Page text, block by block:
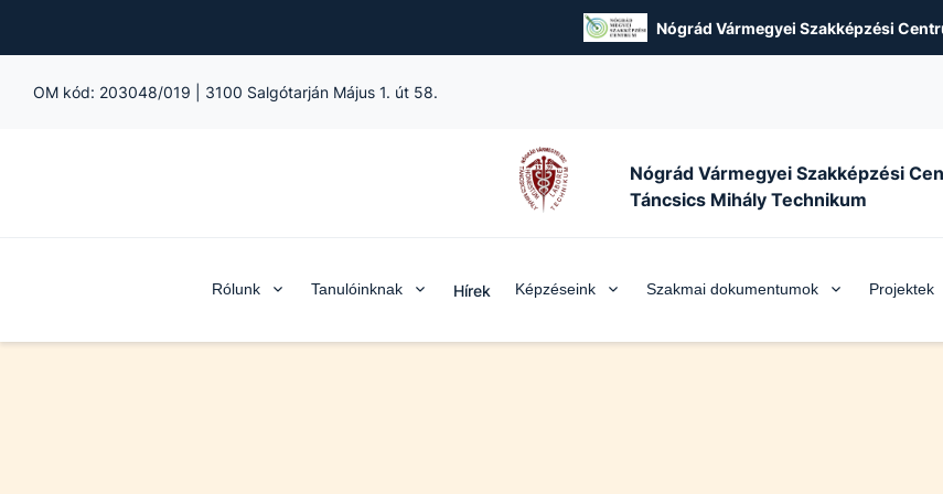
Nógrád Vármegyei Szakképzési
OM kód: 203048/019 3100 Salgótarján Május 1. út 58.
Nógrád Vármegyei Szakképzési
Táncsics Mihály Technikum
Rólunk Tanulóinknak Hírek Képzéseink Szakmai dokumentumok Projektek